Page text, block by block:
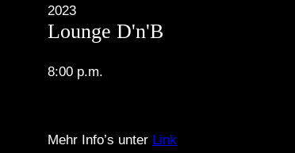
2023
Lounge D'n'B
8:00 p.m.
Mehr Info’s unter Link